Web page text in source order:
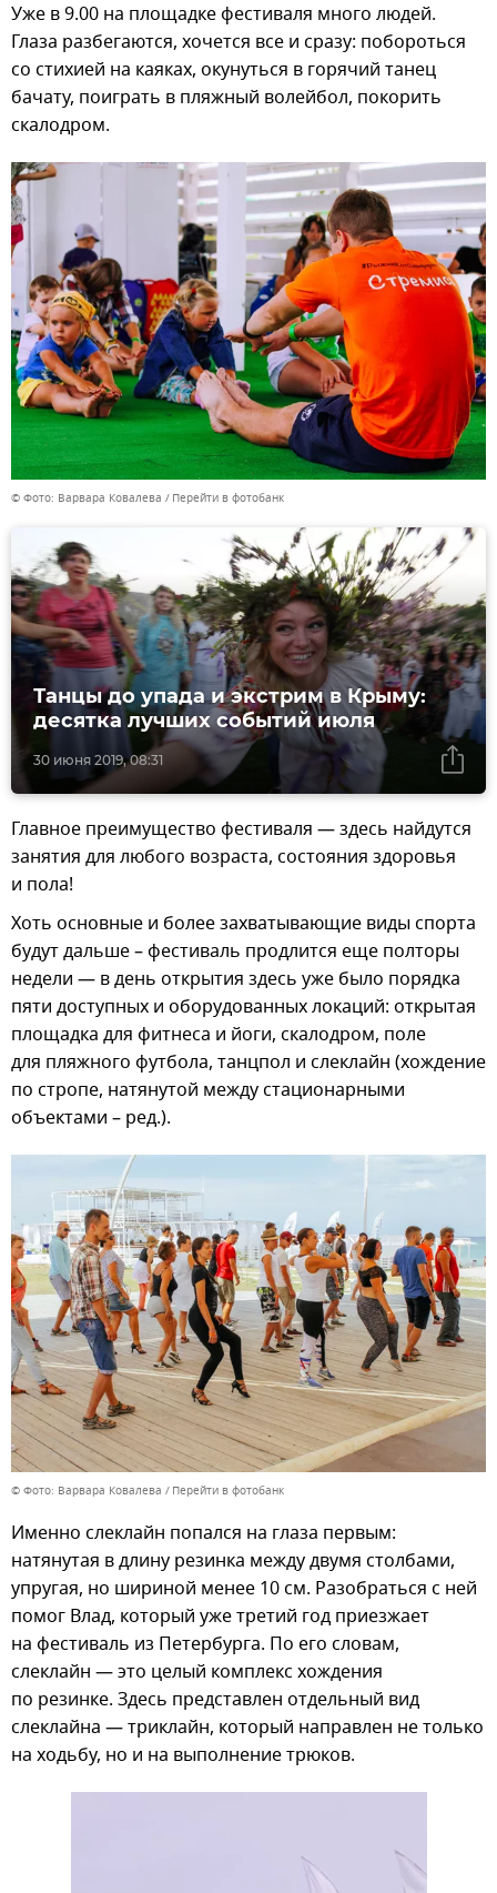
Уже в 9.00 на площадке фестиваля много людей.
Глаза разбегаются, хочется все и сразу: побороться
со стихией на каяках, окунуться в горячий танец
бачату, поиграть в пляжный волейбол, покорить
скалодром.
© Фото: Варвара Ковалева Перейти в фотобанк
30 июня 2019, 08:31
Танцы до упада и экстрим в Крыму:
десятка лучших событий июля
Главное преимущество фестиваля — здесь найдутся
занятия для любого возраста, состояния здоровья
и пола!
Хоть основные и более захватывающие виды спорта
будут дальше – фестиваль продлится еще полторы
недели — в день открытия здесь уже было порядка
пяти доступных и оборудованных локаций: открытая
площадка для фитнеса и йоги, скалодром, поле
для пляжного футбола, танцпол и слеклайн (хождение
по стропе, натянутой между стационарными
объектами – ред.).
© Фото: Варвара Ковалева Перейти в фотобанк
Именно слеклайн попался на глаза первым:
натянутая в длину резинка между двумя столбами,
упругая, но шириной менее 10 см. Разобраться с ней
помог Влад, который уже третий год приезжает
на фестиваль из Петербурга. По его словам,
слеклайн — это целый комплекс хождения
по резинке. Здесь представлен отдельный вид
слеклайна — триклайн, который направлен не только
на ходьбу, но и на выполнение трюков.